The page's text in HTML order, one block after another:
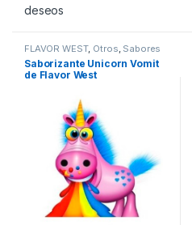
deseos
FLAVOR WEST, Otros, Sabores
surtidos Saborizantes
Saborizante Unicorn Vomit
de Flavor West